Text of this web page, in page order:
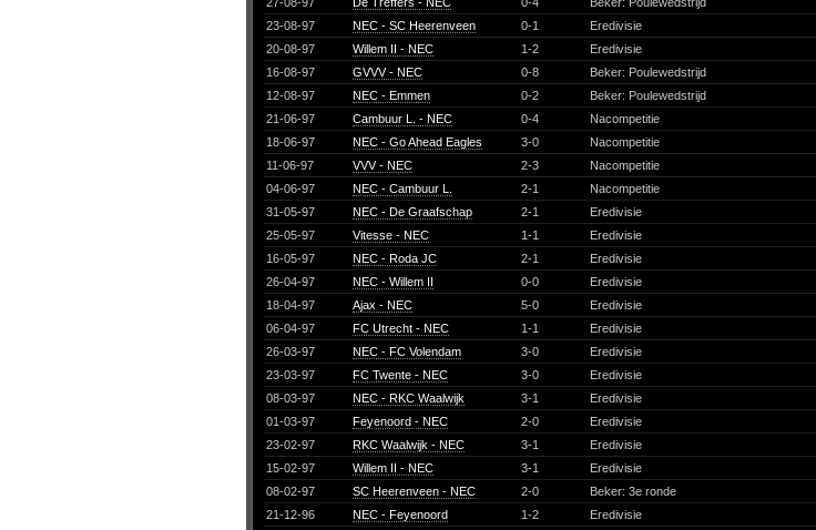
23-08-97
NEC - SC Heerenveen 0-1
Eredivisie
20-08-97
Willem II - NEC 1-2
Eredivisie
16-08-97
GVVV - NEC 0-8 Beker: Poulewedstrijd
12-08-97
NEC - Emmen 0-2
Beker: Poulewedstrijd
21-06-97
Cambuur L. - NEC 0-4
Nacompetitie
18-06-97
NEC - Go Ahead Eagles 3-0
Nacompetitie
11-06-97
VVV - NEC 2-3
Nacompetitie
04-06-97
NEC - Cambuur L. 2-1
Nacompetitie
31-05-97
NEC - De Graafschap 2-1
Eredivisie
25-05-97
Vitesse - NEC 1-1
Eredivisie
16-05-97
NEC - Roda JC 2-1
Eredivisie
26-04-97
NEC - Willem II 0-0
Eredivisie
18-04-97
Ajax - NEC 5-0
Eredivisie
06-04-97
FC Utrecht - NEC 1-1
Eredivisie
26-03-97
NEC - FC Volendam 3-0
Eredivisie
23-03-97
FC Twente - NEC 3-0
Eredivisie
08-03-97
NEC - RKC Waalwijk 3-1
Eredivisie
01-03-97
Feyenoord - NEC 2-0
Eredivisie
23-02-97
RKC Waalwijk - NEC 3-1
Eredivisie
15-02-97
Willem II - NEC 3-1
Eredivisie
08-02-97
SC Heerenveen - NEC 2-0
Beker: 3e ronde
21-12-96
NEC - Feyenoord 1-2 Eredivisie